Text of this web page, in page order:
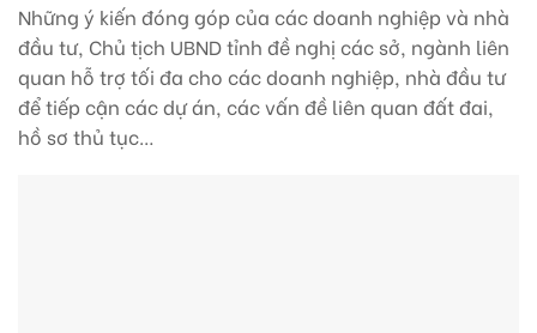
Những ý kiến đóng góp của các doanh nghiệp và nhà
đầu tư, Chủ tịch UBND tỉnh đề nghị các sở, ngành liên
quan hỗ trợ tối đa cho các doanh nghiệp, nhà đầu tư
để tiếp cận các dự án, các vấn đề liên quan đất đai,
hồ sơ thủ tục…